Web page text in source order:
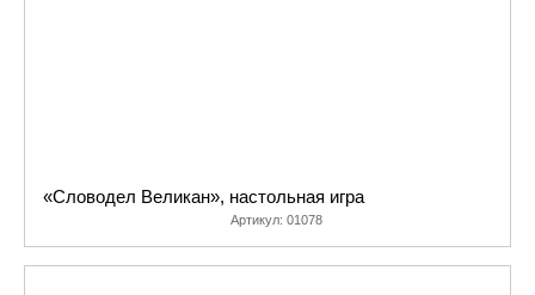
«Словодел Великан», настольная игра
Артикул: 01078